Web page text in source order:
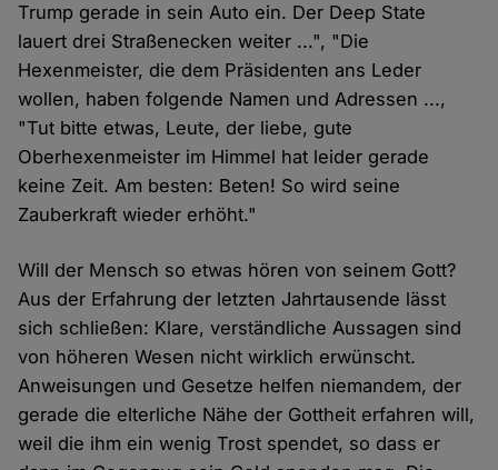
Trump gerade in sein Auto ein. Der Deep State
lauert drei Straßenecken weiter ...", "Die
Hexenmeister, die dem Präsidenten ans Leder
wollen, haben folgende Namen und Adressen ...,
"Tut bitte etwas, Leute, der liebe, gute
Oberhexenmeister im Himmel hat leider gerade
keine Zeit. Am besten: Beten! So wird seine
Zauberkraft wieder erhöht."
Will der Mensch so etwas hören von seinem Gott?
Aus der Erfahrung der letzten Jahrtausende lässt
sich schließen: Klare, verständliche Aussagen sind
von höheren Wesen nicht wirklich erwünscht.
Anweisungen und Gesetze helfen niemandem, der
gerade die elterliche Nähe der Gottheit erfahren will,
weil die ihm ein wenig Trost spendet, so dass er